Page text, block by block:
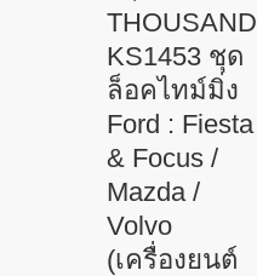
THOUSAND
KS1453 ชุด
ล็อคไทม์มิ่ง
Ford : Fiesta
& Focus /
Mazda /
Volvo
(เครื่องยนต์